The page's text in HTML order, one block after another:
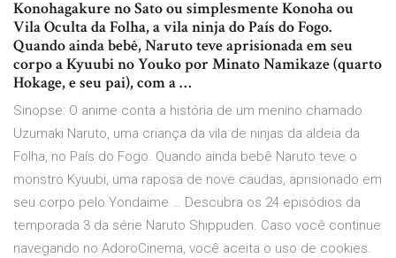
Konohagakure no Sato ou simplesmente Konoha ou
Vila Oculta da Folha, a vila ninja do País do Fogo.
Quando ainda bebê, Naruto teve aprisionada em seu
corpo a Kyuubi no Youko por Minato Namikaze (quarto
Hokage, e seu pai), com a …
Sinopse: O anime conta a história de um menino chamado
Uzumaki Naruto, uma criança da vila de ninjas da aldeia da
Folha, no País do Fogo. Quando ainda bebê Naruto teve o
monstro Kyuubi, uma raposa de nove caudas, aprisionado em
seu corpo pelo Yondaime … Descubra os 24 episódios da
temporada 3 da série Naruto Shippuden. Caso você continue
navegando no AdoroCinema, você aceita o uso de cookies.